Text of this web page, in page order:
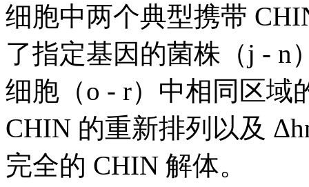
细胞中两个典型携带
了指定基因的菌株（j - n
细胞（o - r）中相同区域
CHIN 的重新排列以及
完全的 CHIN 解体。